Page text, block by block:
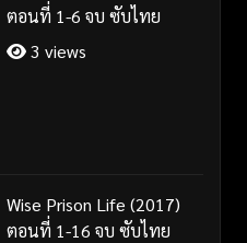
ตอนที่ 1-6 จบ ซับไทย
3 views
Wise Prison Life (2017)
ตอนที่ 1-16 จบ ซับไทย